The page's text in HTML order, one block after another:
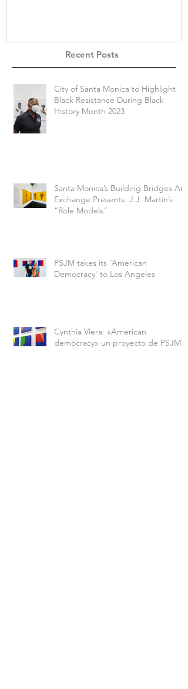
Recent Posts
City of Santa Monica to Highlight
Black Resistance During Black
History Month 2023
Santa Monica’s Building Bridges Art
Exchange Presents: J.J. Martin’s
“Role Models”
PSJM takes its 'American
Democracy' to Los Angeles
Cynthia Viera: «American
democracy» un proyecto de PSJM